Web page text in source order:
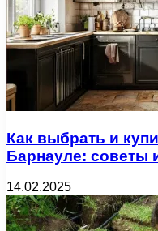
Как выбрать и
Барнауле: советы
14.02.2025